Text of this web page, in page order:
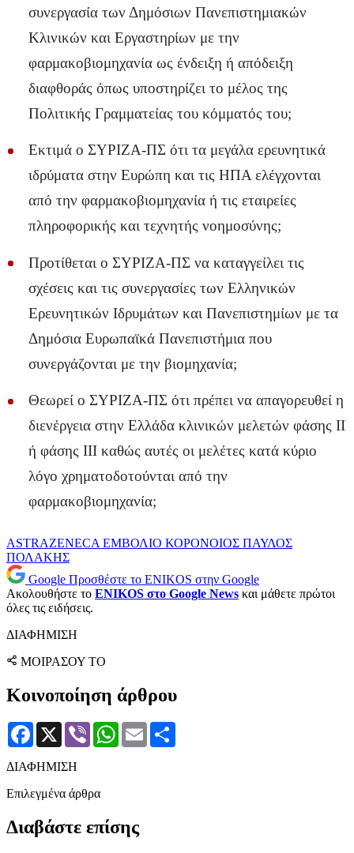
συνεργασία των Δημόσιων Πανεπιστημιακών
Κλινικών και Εργαστηρίων με την
φαρμακοβιομηχανία ως ένδειξη ή απόδειξη
διαφθοράς όπως υποστηρίζει το μέλος της
Πολιτικής Γραμματείας του κόμματός του;
Εκτιμά ο ΣΥΡΙΖΑ-ΠΣ ότι τα μεγάλα ερευνητικά
ιδρύματα στην Ευρώπη και τις ΗΠΑ ελέγχονται
από την φαρμακοβιομηχανία ή τις εταιρείες
πληροφορικής και τεχνητής νοημοσύνης;
Προτίθεται ο ΣΥΡΙΖΑ-ΠΣ να καταγγείλει τις
σχέσεις και τις συνεργασίες των Ελληνικών
Ερευνητικών Ιδρυμάτων και Πανεπιστημίων με τα
Δημόσια Ευρωπαϊκά Πανεπιστήμια που
συνεργάζονται με την βιομηχανία;
Θεωρεί ο ΣΥΡΙΖΑ-ΠΣ ότι πρέπει να απαγορευθεί η
διενέργεια στην Ελλάδα κλινικών μελετών φάσης ΙΙ
ή φάσης ΙΙΙ καθώς αυτές οι μελέτες κατά κύριο
λόγο χρηματοδοτούνται από την
φαρμακοβιομηχανία;
ASTRAZENECA ΕΜΒΟΛΙΟ ΚΟΡΟΝΟΙΟΣ ΠΑΥΛΟΣ
ΠΟΛΑΚΗΣ
Google Προσθέστε το ENIKOS στην Google
Ακολουθήστε το ENIKOS στο Google News και μάθετε πρώτοι
όλες τις ειδήσεις.
ΔΙΑΦΗΜΙΣΗ
ΜΟΙΡΑΣΟΥ ΤΟ
Κοινοποίηση άρθρου
Facebook
X Viber WhatsApp
Email
ΔΙΑΦΗΜΙΣΗ
Επιλεγμένα άρθρα
Διαβάστε επίσης